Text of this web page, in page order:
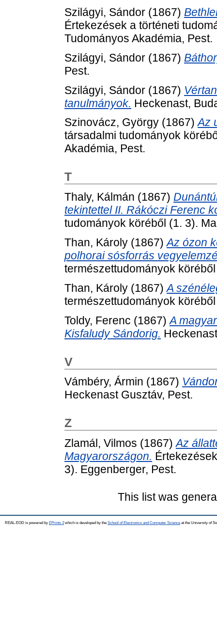
Szilágyi, Sándor (1867)
Értekezések a történeti
Tudományos Akadémia, Pest.
Szilágyi, Sándor (1867)
Pest.
Szilágyi, Sándor (1867)
tanulmányok. Heckenast,
Szinovácz, György (1867)Az
társadalmi tudományok
Akadémia, Pest.
T
Thaly, Kálmán (1867)
tekintettel II. Rákóczi Ferenc
tudományok köréből (1. 3).
Than, Károly (1867)Az ózon
polhorai sósforrás
természettudományok
Than, Károly (1867)A
természettudományok
Toldy, Ferenc (1867)A
Kisfaludy Sándorig.
V
Vámbéry, Ármin (1867)
Heckenast Gusztáv, Pest.
Z
Zlamál, Vilmos (1867)Az
Magyarországon.
3). Eggenberger, Pest.
This list was
REAL-EOD is powered by EPrints 3which is developed by the School of Electronics and Computer Science at the University of